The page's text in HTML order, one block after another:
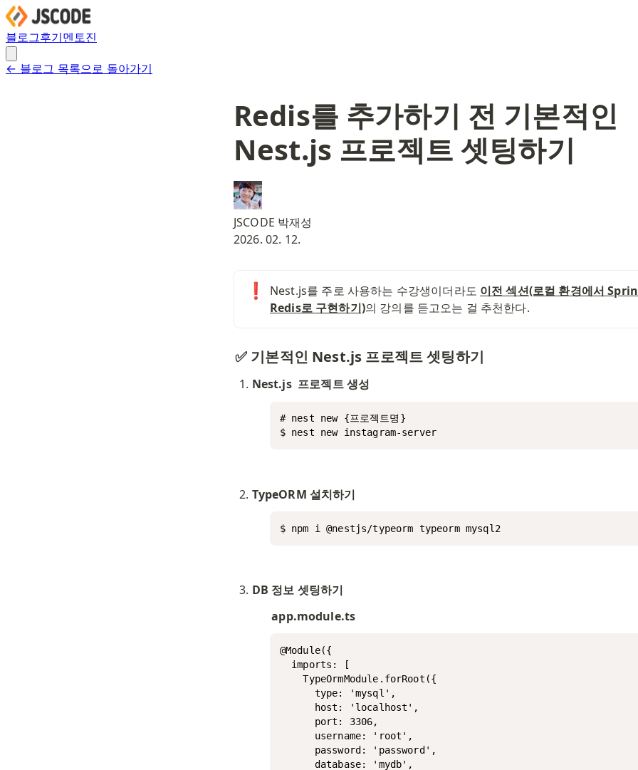
블로그후기멘토진
← 블로그 목록으로 돌아가기
Redis를 추가하기 전 기본적인
Nest.js 프로젝트 셋팅하기
JSCODE 박재성
2026. 02. 12.
❗ Nest.js를 주로 사용하는 수강생이더라도 이전 섹션(로컬 환경에서
Redis로 구현하기)의 강의를 듣고오는 걸 추천한다.
✅ 기본적인 Nest.js 프로젝트 셋팅하기
Nest.js  프로젝트 생성
# nest new {프로젝트명}
$ nest new instagram-server
TypeORM 설치하기
$ npm i @nestjs/typeorm typeorm mysql2
DB 정보 셋팅하기
app.module.ts
@Module({
  imports: [
    TypeOrmModule.forRoot({
      type: 'mysql',
      host: 'localhost',
      port: 3306,
      username: 'root',
      password: 'password',
      database: 'mydb',